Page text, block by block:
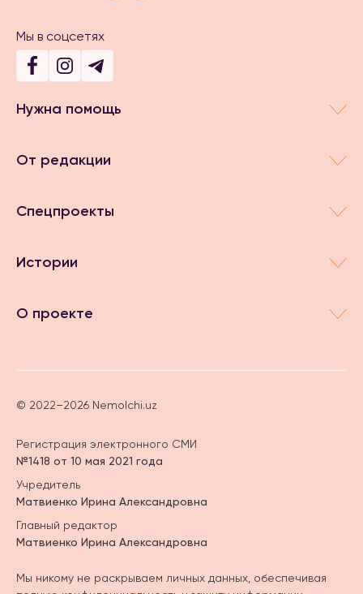
Мы в соцсетях
Нужна помощь
От редакции
Спецпроекты
Истории
О проекте
© 2022–2026 Nemolchi.uz
Регистрация электронного СМИ
№1418 от 10 мая 2021 года
Учредитель
Матвиенко Ирина Александровна
Главный редактор
Матвиенко Ирина Александровна
Мы никому не раскрываем личных данных, обеспечивая